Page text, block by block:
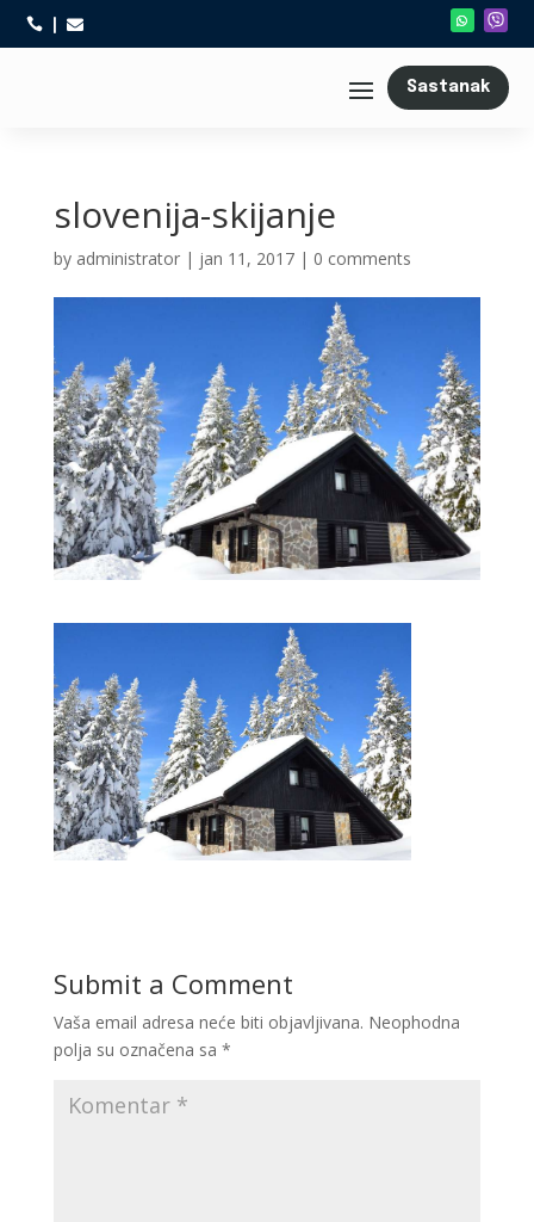
 
Sastanak
slovenija-skijanje
by administrator| jan 11, 2017| 0 comments
Submit a Comment
Vaša email adresa neće biti objavljivana. Neophodna
polja su označena sa *